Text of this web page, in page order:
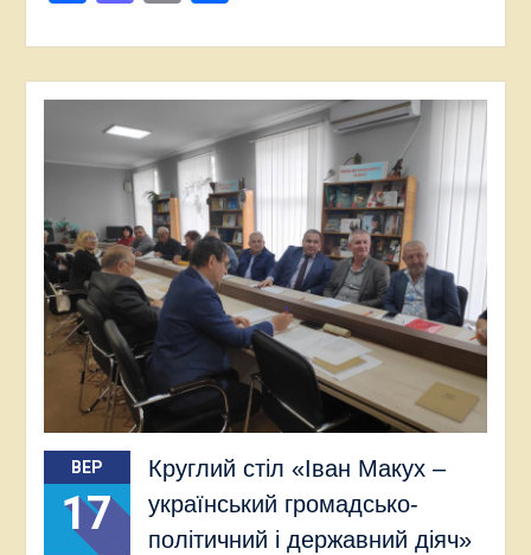
ВЕР
17
Круглий стіл «Іван Макух –
український громадсько-
політичний і державний діяч»